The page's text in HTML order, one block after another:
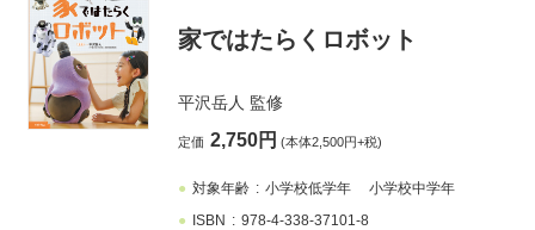
家ではたらくロボット
平沢岳人 監修
定価 2,750円 (本体2,500円+税)
対象年齢 小学校低学年
小学校中学年
ISBN
978-4-338-37101-8